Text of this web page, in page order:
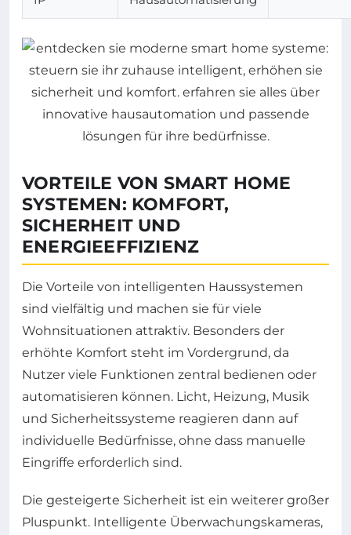
VORTEILE VON SMART HOME
SYSTEMEN: KOMFORT,
SICHERHEIT UND
ENERGIEEFFIZIENZ
Die Vorteile von intelligenten Haussystemen
sind vielfältig und machen sie für viele
Wohnsituationen attraktiv. Besonders der
erhöhte Komfort steht im Vordergrund, da
Nutzer viele Funktionen zentral bedienen oder
automatisieren können. Licht, Heizung, Musik
und Sicherheitssysteme reagieren dann auf
individuelle Bedürfnisse, ohne dass manuelle
Eingriffe erforderlich sind.
Die gesteigerte Sicherheit ist ein weiterer großer
Pluspunkt. Intelligente Überwachungskameras,